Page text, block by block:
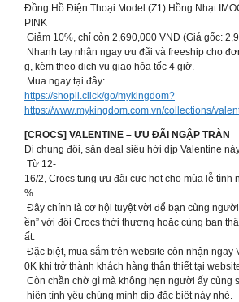
Đồng Hồ Điện Thoại Model (Z1) Hồng Nhạt
PINK
Giảm 10%, chỉ còn 2,690,000 VNĐ (Giá gốc:
Nhanh tay nhận ngay ưu đãi và freeship cho
g, kèm theo dịch vụ giao hỏa tốc 4 giờ.
Mua ngay tại đây:
https://shopii.click/go/mykingdom?
https://www.mykingdom.com.vn/collections/
[CROCS] VALENTINE – ƯU ĐÃI NGẬP TRÀN
Đi chung đôi, săn deal siêu hời dịp Valentine
Từ 12-
16/2, Crocs tung ưu đãi cực hot cho mùa lễ tình
%
Đây chính là cơ hội tuyệt vời để bạn cùng
ền” với đôi Crocs thời thượng hoặc cùng bạn
ất.
Đặc biệt, mua sắm trên website còn nhận ngay
0K khi trở thành khách hàng thân thiết tại
Còn chần chờ gì mà không hẹn người ấy cùng
hiện tình yêu chúng mình dịp đặc biệt này nhé.